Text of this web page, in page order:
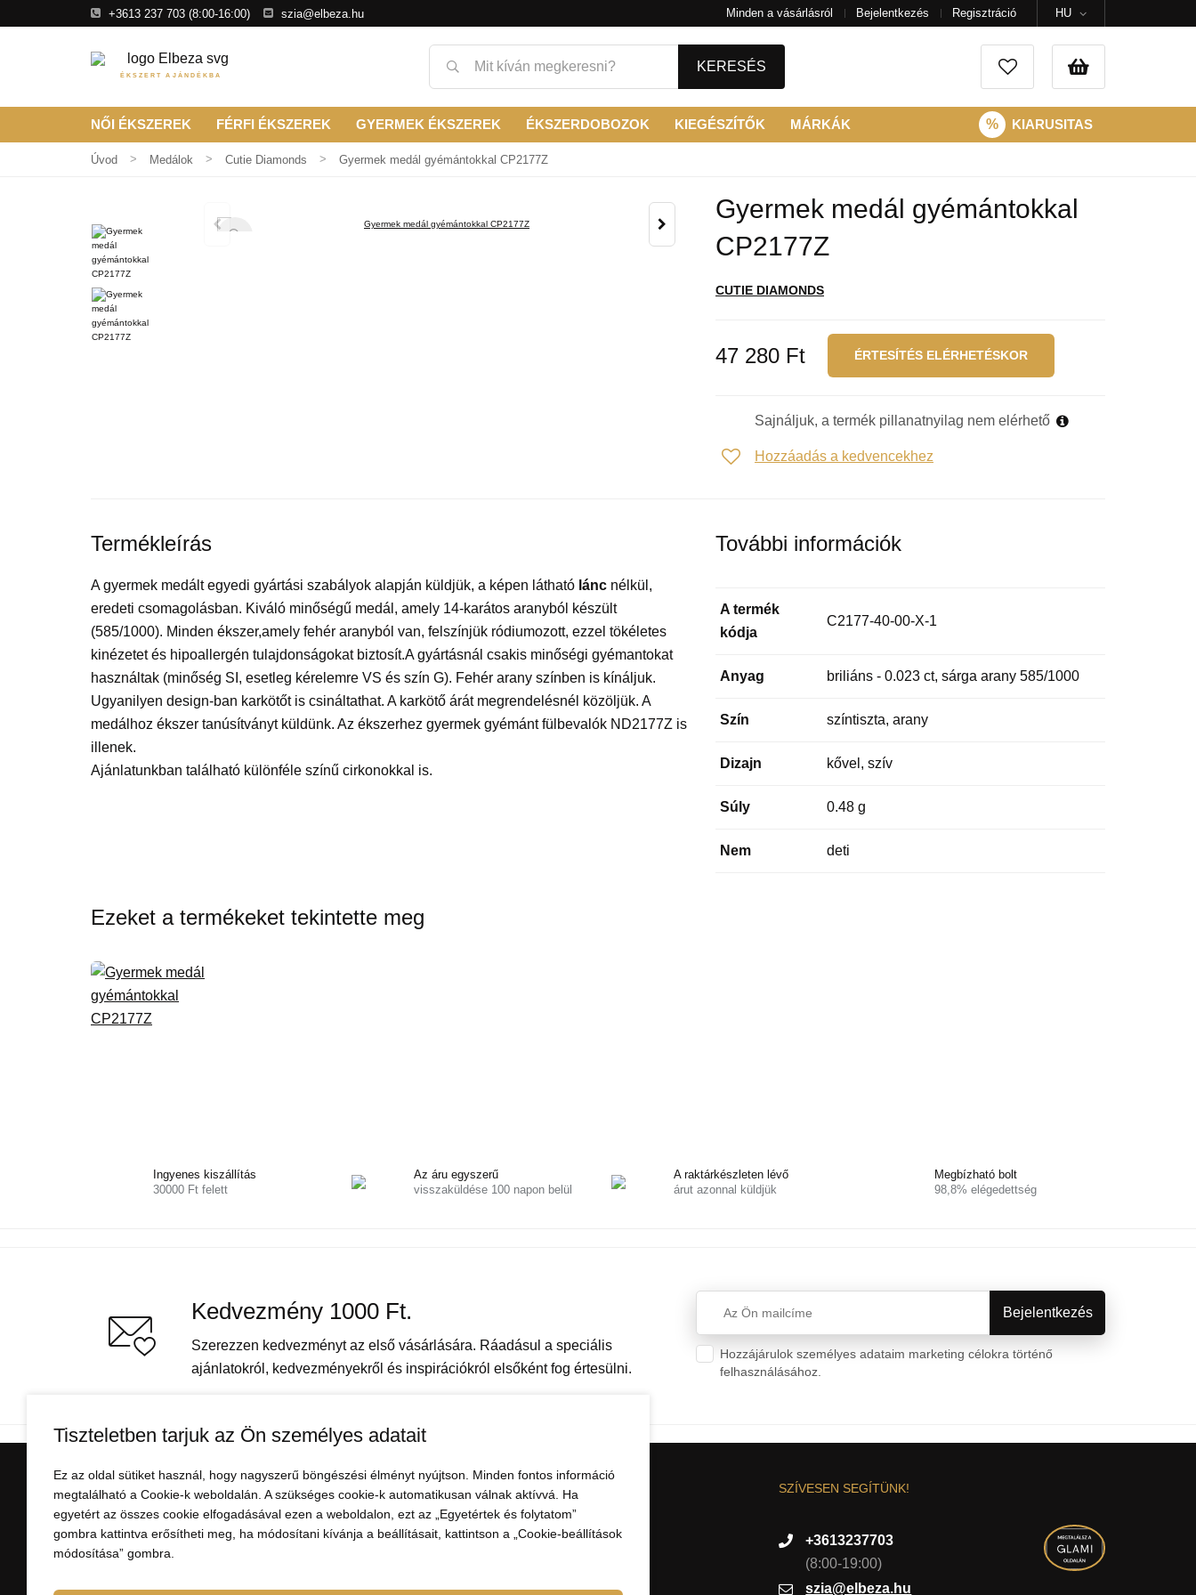
+3613 237 703 (8:00-16:00) szia@elbeza.hu Minden a vásárlásról Bejelentkezés Regisztráció HU
ÉKSZERT AJÁNDÉKBA
KERESÉS
NŐI ÉKSZEREK FÉRFI ÉKSZEREK GYERMEK ÉKSZEREK ÉKSZERDOBOZOK KIEGÉSZÍTŐK MÁRKÁK % KIARUSITAS
Úvod Medálok Cutie Diamonds Gyermek medál gyémántokkal CP2177Z
Gyermek medál gyémántokkal
CP2177Z
CUTIE DIAMONDS
47 280 Ft ÉRTESÍTÉS ELÉRHETÉSKOR
Sajnáljuk, a termék pillanatnyilag nem elérhető
Hozzáadás a kedvencekhez
Termékleírás
A gyermek medált egyedi gyártási szabályok alapján küldjük, a képen látható lánc nélkül,
eredeti csomagolásban. Kiváló minőségű medál, amely 14-karátos aranyból készült
(585/1000). Minden ékszer,amely fehér aranyból van, felszínjük ródiumozott, ezzel tökéletes
kinézetet és hipoallergén tulajdonságokat biztosít.A gyártásnál csakis minőségi gyémantokat
használtak (minőség SI, esetleg kérelemre VS és szín G). Fehér arany színben is kínáljuk.
Ugyanilyen design-ban karkötőt is csináltathat. A karkötő árát megrendelésnél közöljük. A
medálhoz ékszer tanúsítványt küldünk. Az ékszerhez gyermek gyémánt fülbevalók ND2177Z is
illenek.
Ajánlatunkban található különféle színű cirkonokkal is.
További információk
A termék
kódja
C2177-40-00-X-1
Anyag briliáns - 0.023 ct, sárga arany 585/1000
Szín színtiszta, arany
Dizajn kővel, szív
Súly 0.48 g
Nem deti
Ezeket a termékeket tekintette meg
Ingyenes kiszállítás
30000 Ft felett
Az áru egyszerű
visszaküldése 100 napon belül
A raktárkészleten lévő
árut azonnal küldjük
Megbízható bolt
98,8% elégedettség
Kedvezmény 1000 Ft.
Szerezzen kedvezményt az első vásárlására. Ráadásul a speciális
ajánlatokról, kedvezményekről és inspirációkról elsőként fog értesülni.
Hozzájárulok személyes adataim marketing célokra történő
felhasználásához.
VÁSÁRLÁSI INFORMÁCIÓK
Minden a vásárlásról
AZ ELBEZA.HU-RÓL
Nagykereskedelem
SZÍVESEN SEGÍTÜNK!
+3613237703
(8:00-19:00)
szia@elbeza.hu
Tiszteletben tarjuk az Ön személyes adatait
Ez az oldal sütiket használ, hogy nagyszerű böngészési élményt nyújtson. Minden fontos információ
megtalálható a Cookie-k weboldalán. A szükséges cookie-k automatikusan válnak aktívvá. Ha
egyetért az összes cookie elfogadásával ezen a weboldalon, ezt az „Egyetértek és folytatom”
gombra kattintva erősítheti meg, ha módosítani kívánja a beállításait, kattintson a „Cookie-beállítások
módosítása” gombra.